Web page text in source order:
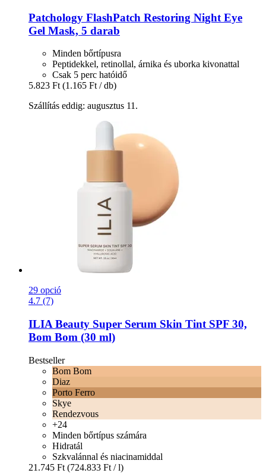
Patchology FlashPatch Restoring Night Eye
Gel Mask, 5 darab
Minden bőrtípusra
Peptidekkel, retinollal, árnika és uborka kivonattal
Csak 5 perc hatóidő
5.823 Ft (1.165 Ft / db)
Szállítás eddig: augusztus 11.
29 opció
4.7 (7)
ILIA Beauty Super Serum Skin Tint SPF 30,
Bom Bom (30 ml)
Bestseller
Bom Bom
Diaz
Porto Ferro
Skye
Rendezvous
+24
Minden bőrtípus számára
Hidratál
Szkvalánnal és niacinamiddal
21.745 Ft (724.833 Ft / l)